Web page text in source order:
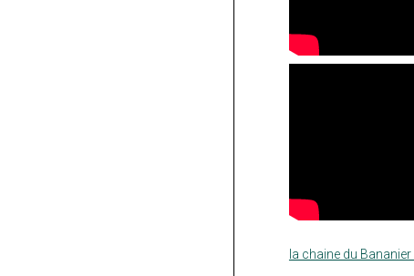
la chaine du Bananier